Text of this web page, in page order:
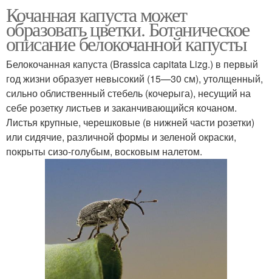
Кочанная капуста может
образовать цветки. Ботаническое
описание белокочанной капусты
Белокочанная капуста (Brassica capitata Lizg.) в первый
год жизни образует невысокий (15—30 см), утолщенный,
сильно облиственный стебель (кочерыга), несущий на
себе розетку листьев и заканчивающийся кочаном.
Листья крупные, черешковые (в нижней части розетки)
или сидячие, различной формы и зеленой окраски,
покрыты сизо-голубым, восковым налетом.